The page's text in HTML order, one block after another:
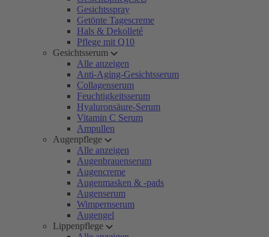
Gesichtsspray
Getönte Tagescreme
Hals & Dekolleté
Pflege mit Q10
Gesichtsserum
Alle anzeigen
Anti-Aging-Gesichtsserum
Collagenserum
Feuchtigkeitsserum
Hyaluronsäure-Serum
Vitamin C Serum
Ampullen
Augenpflege
Alle anzeigen
Augenbrauenserum
Augencreme
Augenmasken & -pads
Augenserum
Wimpernserum
Augengel
Lippenpflege